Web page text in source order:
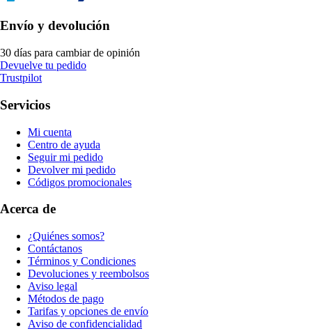
Envío y devolución
30 días para cambiar de opinión
Devuelve tu pedido
Trustpilot
Servicios
Mi cuenta
Centro de ayuda
Seguir mi pedido
Devolver mi pedido
Códigos promocionales
Acerca de
¿Quiénes somos?
Contáctanos
Términos y Condiciones
Devoluciones y reembolsos
Aviso legal
Métodos de pago
Tarifas y opciones de envío
Aviso de confidencialidad